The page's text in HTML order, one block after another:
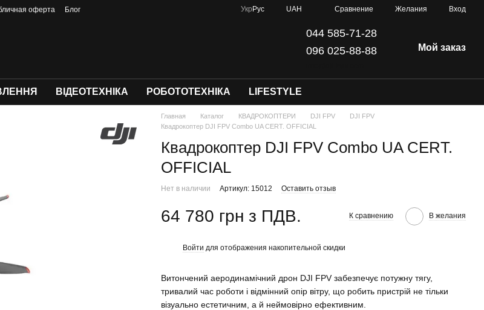
оферта Блог Укр Рус UAH Сравнение Желания Вход
044 585-71-28
096 025-88-88
Мой заказ
ВІДЕОТЕХНІКА РОБОТОТЕХНІКА LIFESTYLE
Главная Каталог КВАДРОКОПТЕРИ DJI FPV
DJI FPV
Квадрокоптер DJI FPV Combo UA CERT. OFFICIAL
Квадрокоптер DJI FPV Combo UA CERT.
OFFICIAL
Нет в наличии Артикул: 15012 Оставить отзыв
64 780 грн з ПДВ. К сравнению В желания
Войти для отображения накопительной скидки
Витончений аеродинамічний дрон DJI FPV забезпечує потужну тягу,
тривалий час роботи і відмінний опір вітру, що робить пристрій не тільки
візуально естетичним, а й неймовірно ефективним.